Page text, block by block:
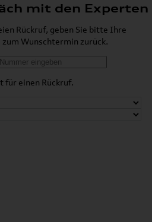
mit den Experten
Rückruf, geben Sie bitte Ihre
Wunschtermin zurück.
für einen Rückruf.